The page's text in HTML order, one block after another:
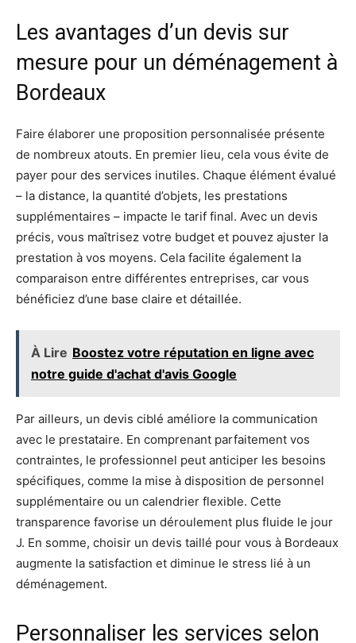
Les avantages d’un devis sur
mesure pour un déménagement à
Bordeaux
Faire élaborer une proposition personnalisée présente
de nombreux atouts. En premier lieu, cela vous évite de
payer pour des services inutiles. Chaque élément évalué
– la distance, la quantité d’objets, les prestations
supplémentaires – impacte le tarif final. Avec un devis
précis, vous maîtrisez votre budget et pouvez ajuster la
prestation à vos moyens. Cela facilite également la
comparaison entre différentes entreprises, car vous
bénéficiez d’une base claire et détaillée.
À Lire Boostez votre réputation en ligne avec
notre guide d'achat d'avis Google
Par ailleurs, un devis ciblé améliore la communication
avec le prestataire. En comprenant parfaitement vos
contraintes, le professionnel peut anticiper les besoins
spécifiques, comme la mise à disposition de personnel
supplémentaire ou un calendrier flexible. Cette
transparence favorise un déroulement plus fluide le jour
J. En somme, choisir un devis taillé pour vous à Bordeaux
augmente la satisfaction et diminue le stress lié à un
déménagement.
Personnaliser les services selon